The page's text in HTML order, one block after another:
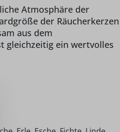
Atmosphäre der
der Räucherkerzen
aus dem
gleichzeitig ein wertvolles